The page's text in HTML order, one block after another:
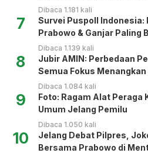
Dibaca 1.181 kali
7
Survei Puspoll Indonesia:
Prabowo & Ganjar Paling
Dibaca 1.139 kali
8
Jubir AMIN: Perbedaan
Semua Fokus
Dibaca 1.084 kali
9
Foto: Ragam Alat Peraga
Umum Jelang Pemilu
Dibaca 1.050 kali
10
Jelang Debat Pilpres,
Bersama Prabowo di